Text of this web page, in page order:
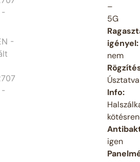
–
5G
igényel:
nem
Úsztatva
Info:
igen